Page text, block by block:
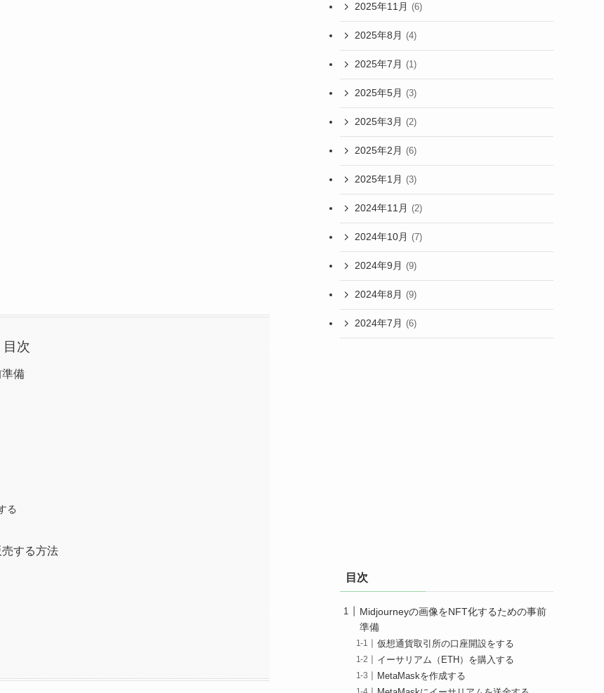
目次
備
る
する方法
2025年11月 (6)
2025年8月 (4)
2025年7月 (1)
2025年5月 (3)
2025年3月 (2)
2025年2月 (6)
2025年1月 (3)
2024年11月 (2)
2024年10月 (7)
2024年9月 (9)
2024年8月 (9)
2024年7月 (6)
目次
Midjourneyの画像をNFT化するための事前
準備
仮想通貨取引所の口座開設をする
イーサリアム（ETH）を購入する
MetaMaskを作成する